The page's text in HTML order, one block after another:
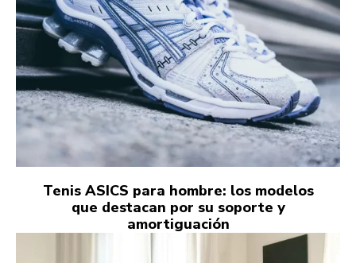
Tenis ASICS para hombre: los modelos
que destacan por su soporte y
amortiguación